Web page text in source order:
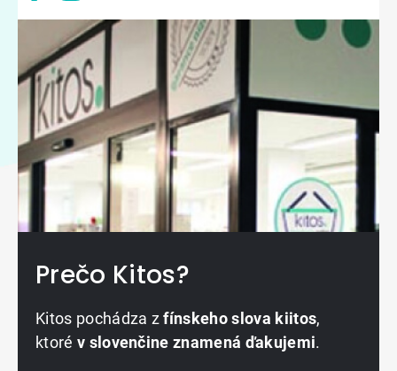
Prečo Kitos?
Kitos pochádza zfínskeho slova kiitos,
ktoré v slovenčine znamená ďakujemi.